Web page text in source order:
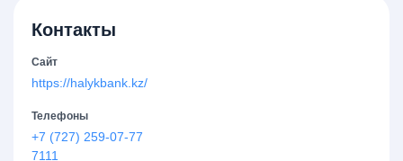
Контакты
Сайт
https://halykbank.kz/
Телефоны
+7 (727) 259-07-77
7111